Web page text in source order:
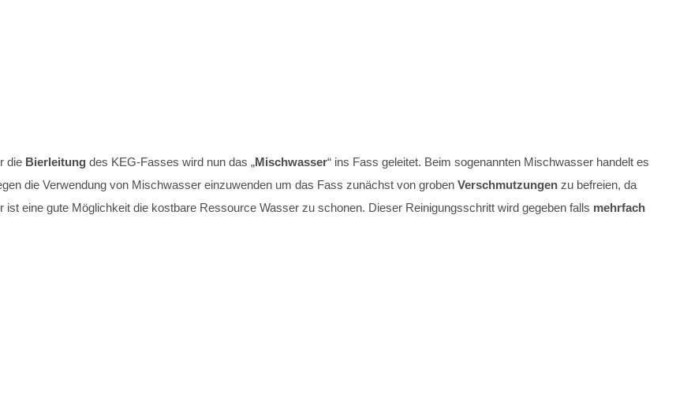
die Bierleitung des KEG-Fasses wird nun das „Mischwasser“ ins Fass geleitet. Beim sogenannten Mischwasser handelt es
die Verwendung von Mischwasser einzuwenden um das Fass zunächst von groben Verschmutzungen zu befreien, da
eine gute Möglichkeit die kostbare Ressource Wasser zu schonen. Dieser Reinigungsschritt wird gegeben falls mehrfach